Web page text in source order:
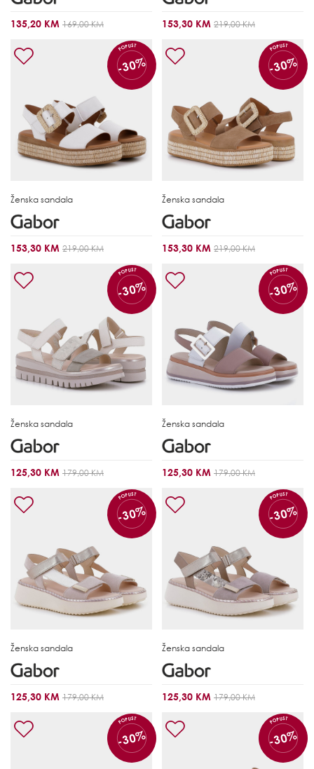
135,20 KM 169,00 KM 153,30 KM 219,00 KM
POPUST
-30%
Ženska sandala
153,30 KM 219,00 KM
POPUST
-30%
Ženska sandala
153,30 KM 219,00 KM
POPUST
-30%
Ženska sandala
125,30 KM 179,00 KM
POPUST
-30%
Ženska sandala
125,30 KM 179,00 KM
POPUST
-30%
Ženska sandala
125,30 KM 179,00 KM
POPUST
-30%
Ženska sandala
125,30 KM 179,00 KM
POPUST
-30%
POPUST
-30%